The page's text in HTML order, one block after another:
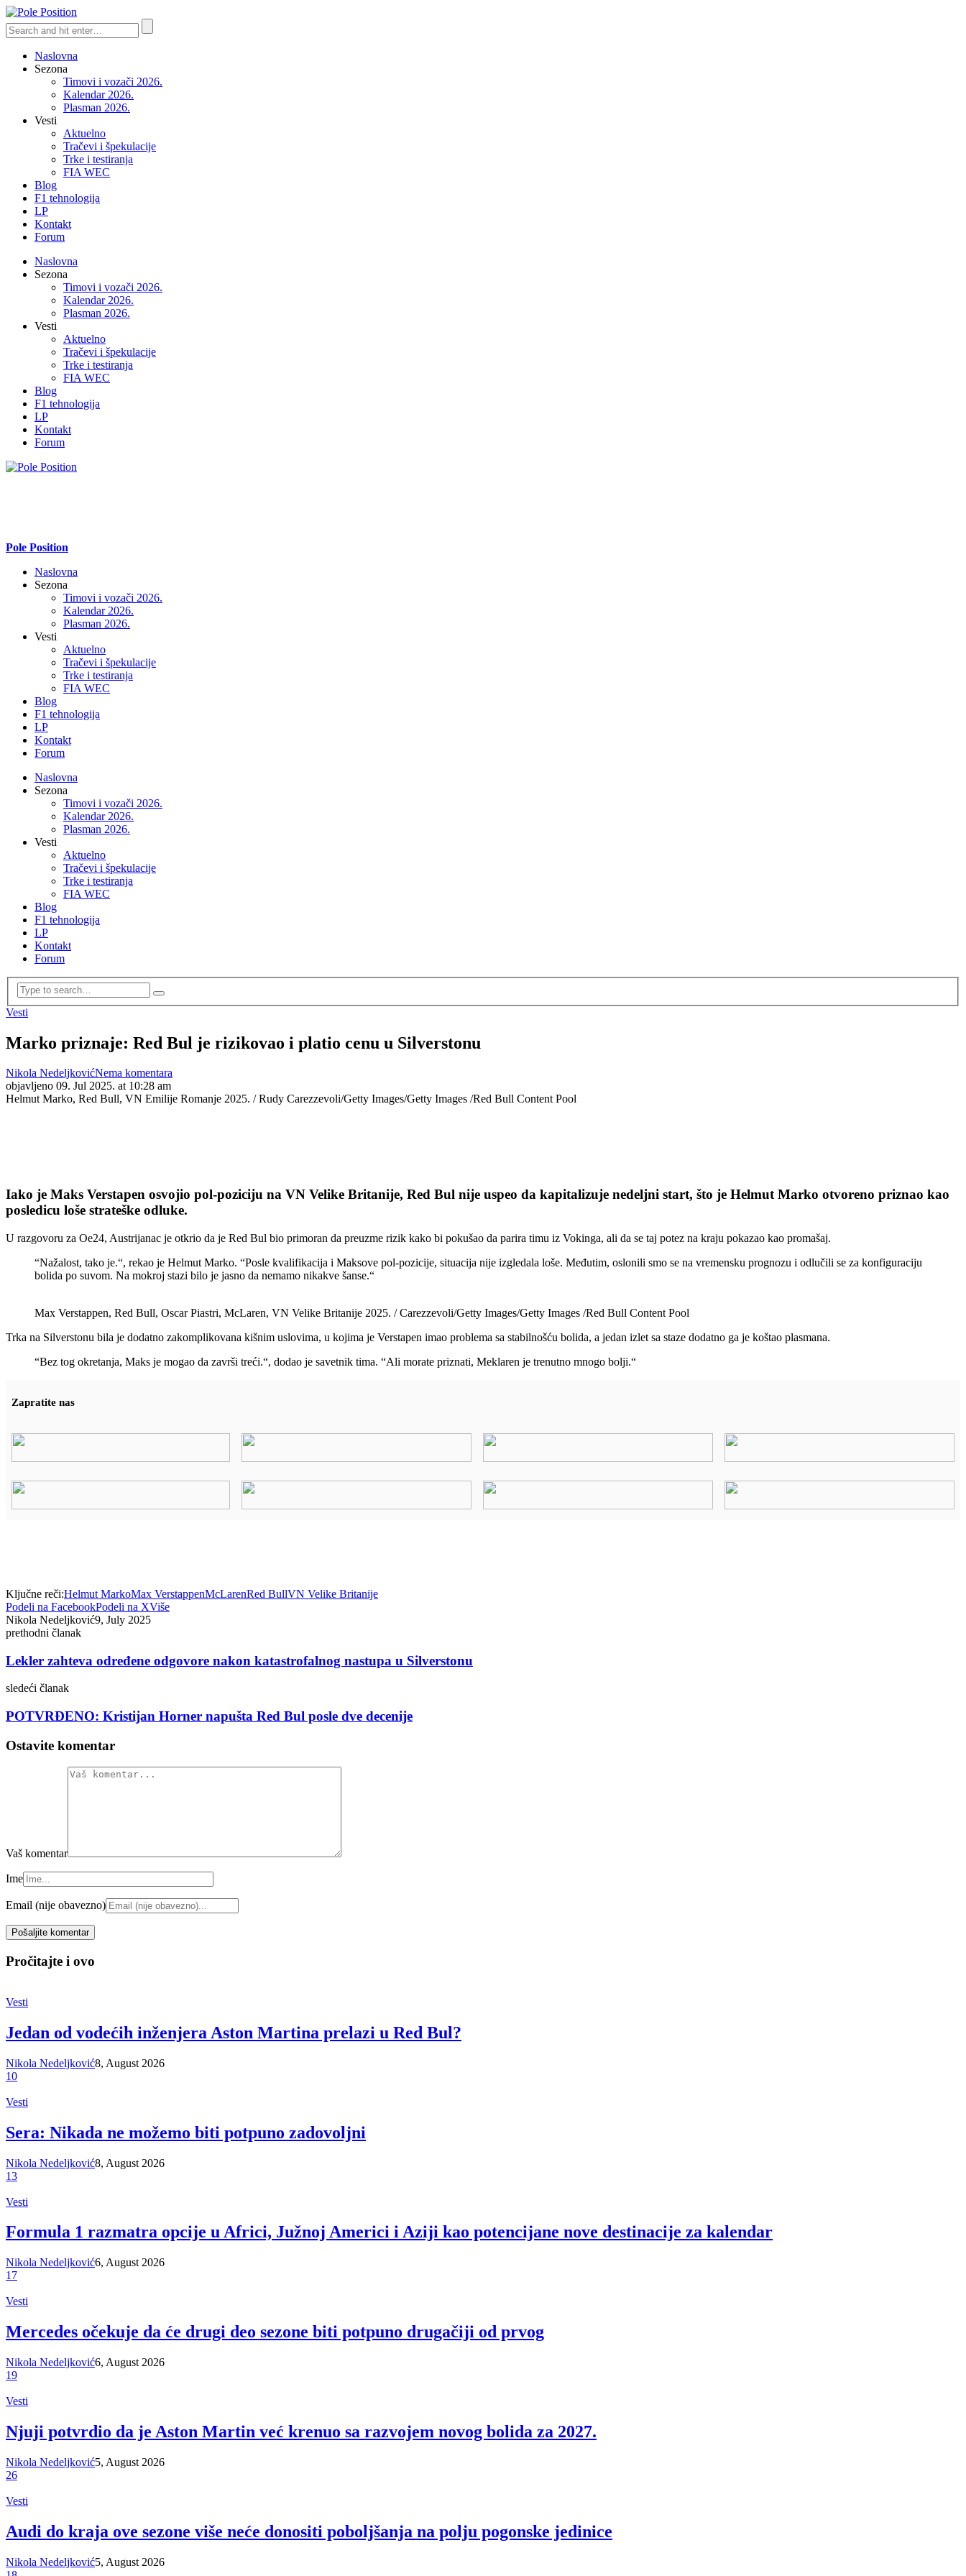
Naslovna
Sezona
Timovi i vozači 2026.
Kalendar 2026.
Plasman 2026.
Vesti
Aktuelno
Tračevi i špekulacije
Trke i testiranja
FIA WEC
Blog
F1 tehnologija
LP
Kontakt
Forum
Naslovna
Sezona
Timovi i vozači 2026.
Kalendar 2026.
Plasman 2026.
Vesti
Aktuelno
Tračevi i špekulacije
Trke i testiranja
FIA WEC
Blog
F1 tehnologija
LP
Kontakt
Forum
Pole Position
Naslovna
Sezona
Timovi i vozači 2026.
Kalendar 2026.
Plasman 2026.
Vesti
Aktuelno
Tračevi i špekulacije
Trke i testiranja
FIA WEC
Blog
F1 tehnologija
LP
Kontakt
Forum
Naslovna
Sezona
Timovi i vozači 2026.
Kalendar 2026.
Plasman 2026.
Vesti
Aktuelno
Tračevi i špekulacije
Trke i testiranja
FIA WEC
Blog
F1 tehnologija
LP
Kontakt
Forum
Vesti
Marko priznaje: Red Bul je rizikovao i platio cenu u Silverstonu
Nikola NedeljkovićNema komentara
objavljeno 09. Jul 2025. at 10:28 am
Helmut Marko, Red Bull, VN Emilije Romanje 2025. / Rudy Carezzevoli/Getty Images/Getty Images /Red Bull Content Pool
Iako je Maks Verstapen osvojio pol-poziciju na VN Velike Britanije, Red Bul nije uspeo da kapitalizuje nedeljni start, što je Helmut Marko otvoreno priznao kao
posledicu loše strateške odluke.
U razgovoru za Oe24, Austrijanac je otkrio da je Red Bul bio primoran da preuzme rizik kako bi pokušao da parira timu iz Vokinga, ali da se taj potez na kraju pokazao kao promašaj.
“Nažalost, tako je.“, rekao je Helmut Marko. “Posle kvalifikacija i Maksove pol-pozicije, situacija nije izgledala loše. Međutim, oslonili smo se na vremensku prognozu i odlučili se za konfiguraciju
bolida po suvom. Na mokroj stazi bilo je jasno da nemamo nikakve šanse.“
Max Verstappen, Red Bull, Oscar Piastri, McLaren, VN Velike Britanije 2025. / Carezzevoli/Getty Images/Getty Images /Red Bull Content Pool
Trka na Silverstonu bila je dodatno zakomplikovana kišnim uslovima, u kojima je Verstapen imao problema sa stabilnošću bolida, a jedan izlet sa staze dodatno ga je koštao plasmana.
“Bez tog okretanja, Maks je mogao da završi treći.“, dodao je savetnik tima. “Ali morate priznati, Meklaren je trenutno mnogo bolji.“
Zapratite nas
Ključne reči:Helmut MarkoMax VerstappenMcLarenRed BullVN Velike Britanije
Podeli na FacebookPodeli na XViše
Nikola Nedeljković9, July 2025
prethodni članak
Lekler zahteva određene odgovore nakon katastrofalnog nastupa u Silverstonu
sledeći članak
POTVRĐENO: Kristijan Horner napušta Red Bul posle dve decenije
Ostavite komentar
Vaš komentar
Ime
Email (nije obavezno)
Pročitajte i ovo
Vesti
Jedan od vodećih inženjera Aston Martina prelazi u Red Bul?
Nikola Nedeljković8, August 2026
10
Vesti
Sera: Nikada ne možemo biti potpuno zadovoljni
Nikola Nedeljković8, August 2026
13
Vesti
Formula 1 razmatra opcije u Africi, Južnoj Americi i Aziji kao potencijane nove destinacije za kalendar
Nikola Nedeljković6, August 2026
17
Vesti
Mercedes očekuje da će drugi deo sezone biti potpuno drugačiji od prvog
Nikola Nedeljković6, August 2026
19
Vesti
Njuji potvrdio da je Aston Martin već krenuo sa razvojem novog bolida za 2027.
Nikola Nedeljković5, August 2026
26
Vesti
Audi do kraja ove sezone više neće donositi poboljšanja na polju pogonske jedinice
Nikola Nedeljković5, August 2026